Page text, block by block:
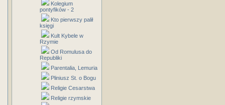
Kolegium
pontyfików - 2
Kto pierwszy palił
księgi
Kult Kybele w
Rzymie
Od Romulusa do
Republiki
Parentalia, Lemuria
Pliniusz St. o Bogu
Religie Cesarstwa
Religie rzymskie